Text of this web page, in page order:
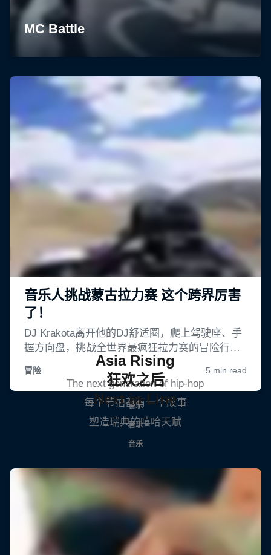
Asia Rising
The next generation of hip-hop
音乐
狂欢之后
每个节拍都有一个故事
音乐
Next in Line
塑造瑞典的嘻哈天赋
音乐